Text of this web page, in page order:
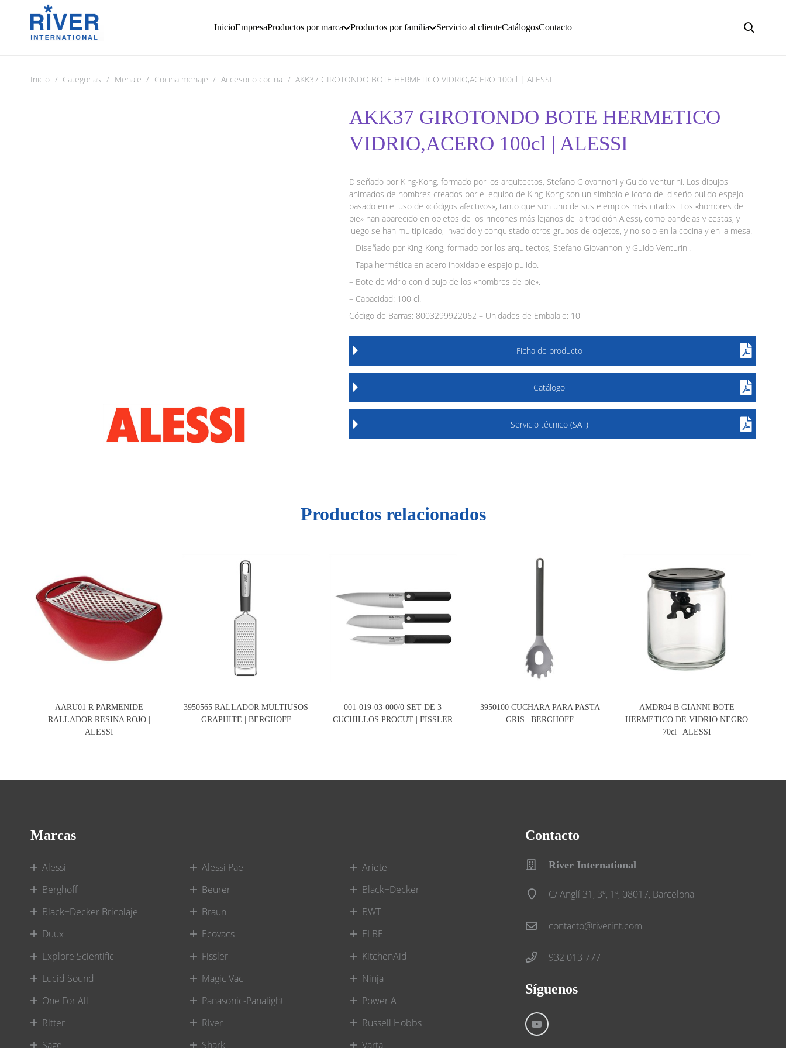
InicioEmpresaProductos por marca Productos por familia Servicio al clienteCatálogosContacto
Inicio / Categorias / Menaje / Cocina menaje / Accesorio cocina / AKK37 GIROTONDO BOTE HERMETICO VIDRIO,ACERO 100cl | ALESSI
AKK37 GIROTONDO BOTE HERMETICO
VIDRIO,ACERO 100cl | ALESSI
Diseñado por King-Kong, formado por los arquitectos, Stefano Giovannoni y Guido Venturini. Los dibujos
animados de hombres creados por el equipo de King-Kong son un símbolo e ícono del diseño pulido espejo
basado en el uso de «códigos afectivos», tanto que son uno de sus ejemplos más citados. Los «hombres de
pie» han aparecido en objetos de los rincones más lejanos de la tradición Alessi, como bandejas y cestas, y
luego se han multiplicado, invadido y conquistado otros grupos de objetos, y no solo en la cocina y en la mesa.
– Diseñado por King-Kong, formado por los arquitectos, Stefano Giovannoni y Guido Venturini.
– Tapa hermética en acero inoxidable espejo pulido.
– Bote de vidrio con dibujo de los «hombres de pie».
– Capacidad: 100 cl.
Código de Barras: 8003299922062 – Unidades de Embalaje: 10
Ficha de producto
Catálogo
Servicio técnico (SAT)
Productos relacionados
AARU01 R PARMENIDE
RALLADOR RESINA ROJO |
ALESSI
3950565 RALLADOR MULTIUSOS
GRAPHITE | BERGHOFF
001-019-03-000/0 SET DE 3
CUCHILLOS PROCUT | FISSLER
3950100 CUCHARA PARA PASTA
GRIS | BERGHOFF
AMDR04 B GIANNI BOTE
HERMETICO DE VIDRIO NEGRO
70cl | ALESSI
Marcas
Alessi Alessi Pae
Ariete
Berghoff
Beurer
Black+Decker
Black+Decker Bricolaje
Braun
BWT
Duux
Ecovacs
ELBE
Explore Scientific
Fissler
KitchenAid
Lucid Sound
Magic Vac
Ninja
One For All
Panasonic-Panalight
Power A
Ritter
River
Russell Hobbs
Sage
Shark Varta
Contacto
River International
C/ Anglí 31, 3º, 1ª, 08017, Barcelona
contacto@riverint.com
932 013 777
Síguenos